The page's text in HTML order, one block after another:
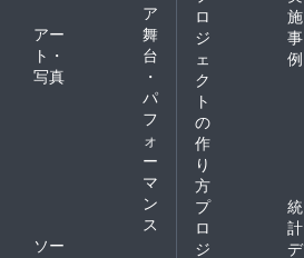
ア
アー
ト・
写真
舞
台
・
パ
フ
ォ
ー
マ
ン
ス
ソー
ロ
ジ
ェ
ク
ト
の
作
り
方
施
事
例
プ
ロ
ジ
統
計
デ